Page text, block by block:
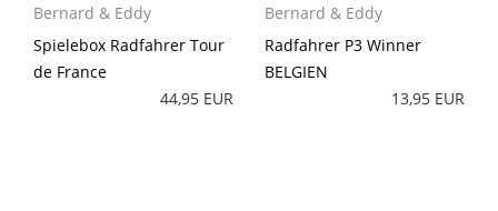
Bernard & Eddy
Spielebox Radfahrer Tour
de France
44,95 EUR
Bernard & Eddy
Radfahrer P3 Winner
BELGIEN
13,95 EUR